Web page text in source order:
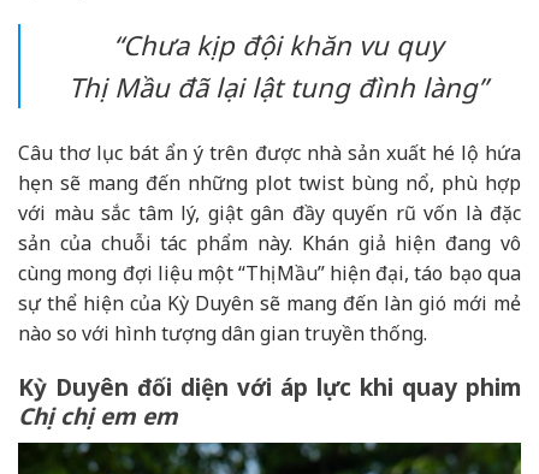
“Chưa kịp đội khăn vu quy
Thị Mầu đã lại lật tung đình làng”
Câu thơ lục bát ẩn ý trên được nhà sản xuất hé lộ hứa
hẹn sẽ mang đến những plot twist bùng nổ, phù hợp
với màu sắc tâm lý, giật gân đầy quyến rũ vốn là đặc
sản của chuỗi tác phẩm này. Khán giả hiện đang vô
cùng mong đợi liệu một “Thị Mầu” hiện đại, táo bạo qua
sự thể hiện của Kỳ Duyên sẽ mang đến làn gió mới mẻ
nào so với hình tượng dân gian truyền thống.
Kỳ Duyên đối diện với áp lực khi quay phim
Chị chị em em